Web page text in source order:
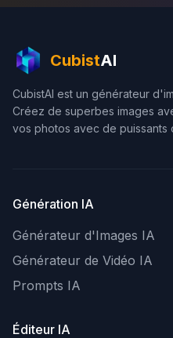
CubistAI
CubistAI est un générateur
Créez de superbes images
vos photos avec de puissants
Génération IA
Générateur d'Images IA
Générateur de Vidéo IA
Prompts IA
Éditeur IA